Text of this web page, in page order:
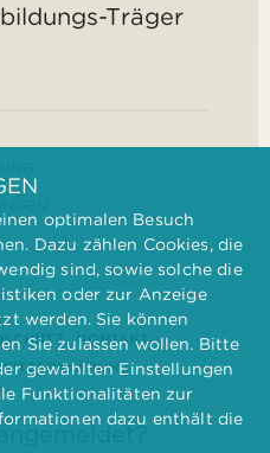
Träger
KONTAKT
optimalen Besuch
Dazu zählen Cookies, die
sind, sowie solche die
oder zur Anzeige
werden. Sie können
Sie zulassen wollen. Bitte
gewählten Einstellungen
Funktionalitäten zur
dazu enthält die